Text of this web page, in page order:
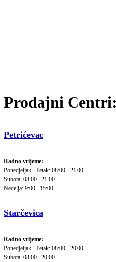
Prodajni Centri:
Petrićevac
Radno vrijeme:
Ponedjeljak - Petak: 08:00 - 21:00
Subota: 08:00 - 21:00
Nedelja: 9:00 - 15:00
Starčevica
Radno vrijeme:
Ponedjeljak - Petak: 08:00 - 20:00
Subota: 08:00 - 20:00